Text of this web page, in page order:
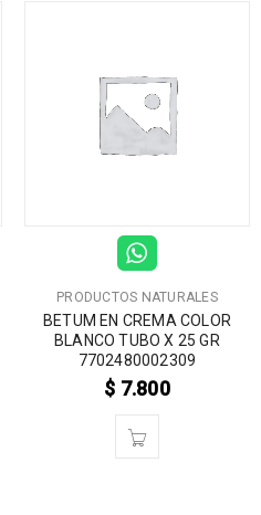
PRODUCTOS NATURALES
BETUM EN CREMA COLOR
BLANCO TUBO X 25 GR
7702480002309
$ 7.800